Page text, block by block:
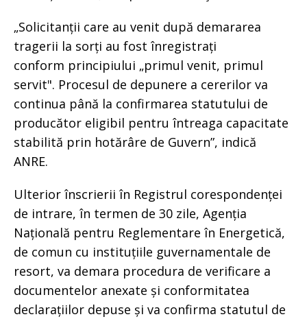
„Solicitanții care au venit după demararea
tragerii la sorți au fost înregistrați
conform principiului „primul venit, primul
servit". Procesul de depunere a cererilor va
continua până la confirmarea statutului de
producător eligibil pentru întreaga capacitate
stabilită prin hotărâre de Guvern”, indică
ANRE.
Ulterior înscrierii în Registrul corespondenței
de intrare, în termen de 30 zile, Agenția
Națională pentru Reglementare în Energetică,
de comun cu instituțiile guvernamentale de
resort, va demara procedura de verificare a
documentelor anexate și conformitatea
declarațiilor depuse și va confirma statutul de